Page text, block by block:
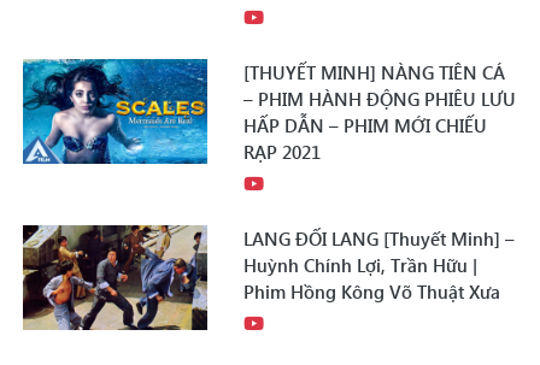
[THUYẾT MINH] NÀNG TIÊN CÁ
– PHIM HÀNH ĐỘNG PHIÊU LƯU
HẤP DẪN – PHIM MỚI CHIẾU
RẠP 2021
LANG ĐỐI LANG [Thuyết Minh] –
Huỳnh Chính Lợi, Trần Hữu |
Phim Hồng Kông Võ Thuật Xưa